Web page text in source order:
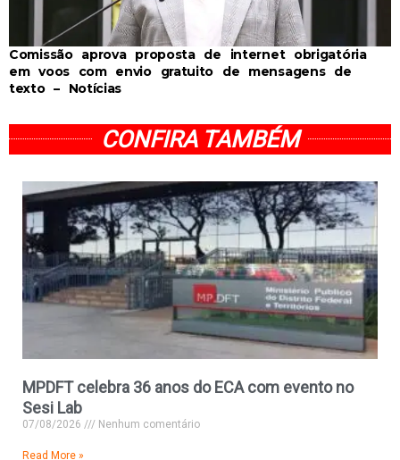
Comissão aprova proposta de internet obrigatória
em voos com envio gratuito de mensagens de
texto – Notícias
CONFIRA TAMBÉM
MPDFT celebra 36 anos do ECA com evento no
Sesi Lab
07/08/2026 Nenhum comentário
Read More »